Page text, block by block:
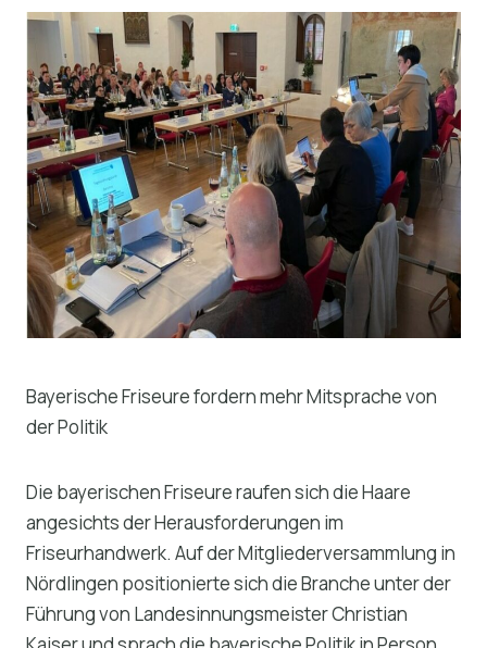
Bayerische Friseure fordern mehr Mitsprache von
der Politik
Die bayerischen Friseure raufen sich die Haare
angesichts der Herausforderungen im
Friseurhandwerk. Auf der Mitgliederversammlung in
Nördlingen positionierte sich die Branche unter der
Führung von Landesinnungsmeister Christian